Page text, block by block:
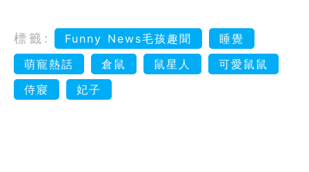
標籤: Funny News毛孩趣聞
睡覺
萌寵熱話
倉鼠 鼠星人
可愛鼠鼠
侍寢
妃子